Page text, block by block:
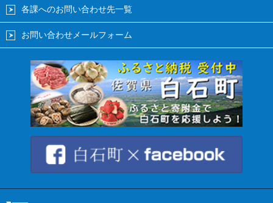
各課へのお問い合わせ先一覧
お問い合わせメールフォーム